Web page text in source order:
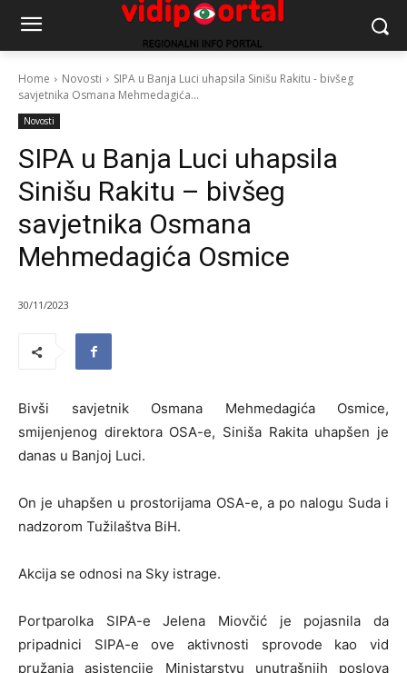
Home Novosti
SIPA u Banja Luci uhapsila Sinišu Rakitu - bivšeg
savjetnika Osmana Mehmedagića...
Novosti
SIPA u Banja Luci uhapsila
Sinišu Rakitu – bivšeg
savjetnika Osmana
Mehmedagića Osmice
30/11/2023
Bivši savjetnik Osmana Mehmedagića Osmice,
smijenjenog direktora OSA-e, Siniša Rakita uhapšen je
danas u Banjoj Luci.
On je uhapšen u prostorijama OSA-e, a po nalogu Suda i
nadzorom Tužilaštva BiH.
Akcija se odnosi na Sky istrage.
Portparolka SIPA-e Jelena Miovčić je pojasnila da
pripadnici SIPA-e ove aktivnosti sprovode kao vid
pružanja asistencije Ministarstvu unutrašnjih poslova